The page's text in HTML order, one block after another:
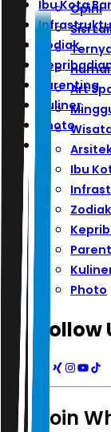
Ibu Kota
Zodiak
Parenting
Kuliner
Photo
Opini
Sisi
Art
Ibu
Zodiak
Photo
Follow
Join